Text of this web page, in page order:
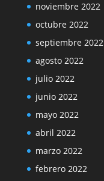
noviembre 2022
octubre 2022
septiembre 2022
agosto 2022
julio 2022
junio 2022
mayo 2022
abril 2022
marzo 2022
febrero 2022